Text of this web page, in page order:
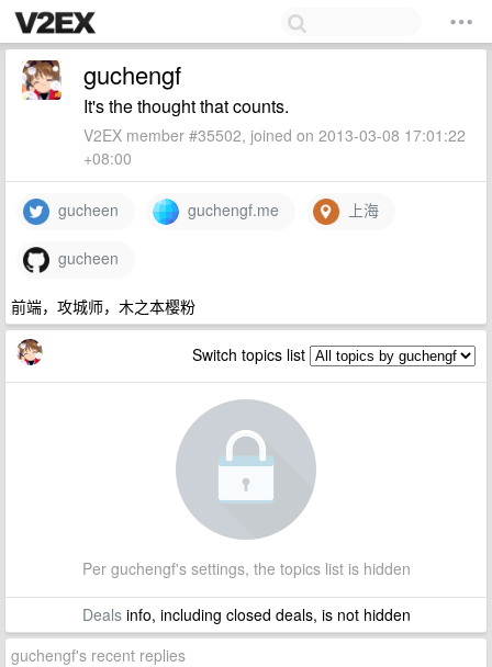
guchengf
It's the thought that counts.
V2EX member #35502, joined on 2013-03-08 17:01:22
+08:00
gucheen guchengf.me 上海
gucheen
前端，攻城师，木之本樱粉
Switch topics list
Per guchengf's settings, the topics list is hidden
Dealsinfo, including closed deals, is not hidden
guchengf's recent replies